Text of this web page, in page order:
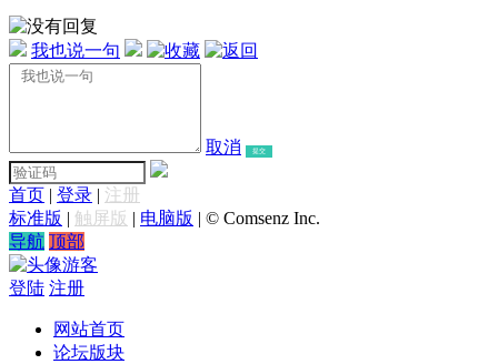
我也说一句
取消 提交
首页 | 登录 | 注册
标准版 | 触屏版 | 电脑版 | © Comsenz Inc.
导航 顶部
游客
登陆 注册
网站首页
论坛版块